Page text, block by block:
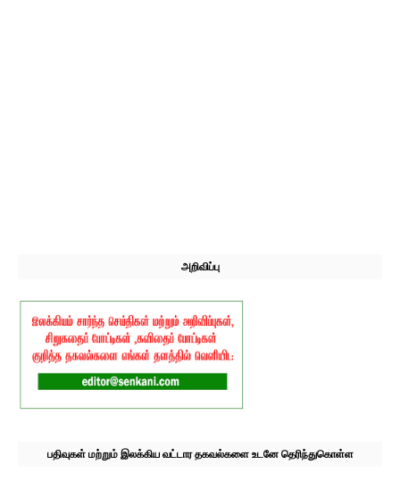
அறிவிப்பு
பதிவுகள் மற்றும் இலக்கிய வட்டார தகவல்களை உடனே தெரிந்துகொள்ள